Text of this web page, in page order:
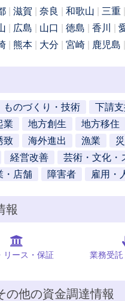
滋賀 奈良 和歌山
三重
広島 山口 徳島 香川
熊本 大分 宮崎 鹿児島
ものづくり・技術 下請
業 地方創生 地方移住
致 海外進出 漁業
経営改善 芸術・文化・
・店舗 障害者 雇用・
報
リース・保証 業務受
の他の資金調達情報